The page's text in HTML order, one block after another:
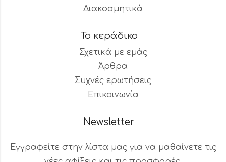
Διακοσμητικά
Το κεράδικο
Σχετικά με εμάς
Άρθρα
Συχνές ερωτήσεις
Επικοινωνία
Newsletter
Εγγραφείτε στην λίστα μας για να μαθαίνετε τις